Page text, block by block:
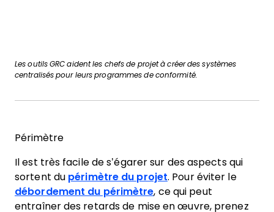
Les outils GRC aident les chefs de projet à créer des systèmes
centralisés pour leurs programmes de conformité.
Périmètre
Il est très facile de s’égarer sur des aspects qui
sortent du périmètre du projet. Pour éviter le
débordement du périmètre, ce qui peut
entraîner des retards de mise en œuvre, prenez